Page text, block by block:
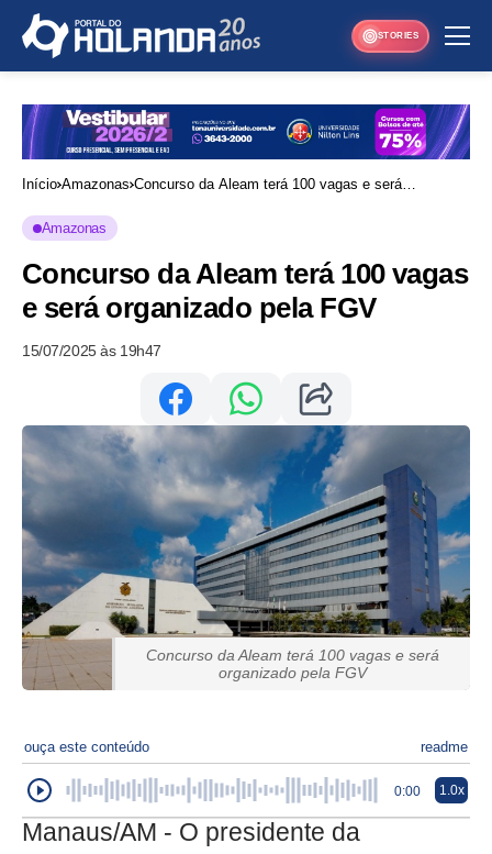
STORIES
Início Amazonas Concurso da Aleam terá 100 vagas e será
Amazonas
Concurso da Aleam terá 100 vagas
e será organizado pela FGV
15/07/2025 às 19h47
Concurso da Aleam terá 100 vagas e será
organizado pela FGV
ouça este conteúdo readme
0:00 1.0x
Manaus/AM - O presidente da